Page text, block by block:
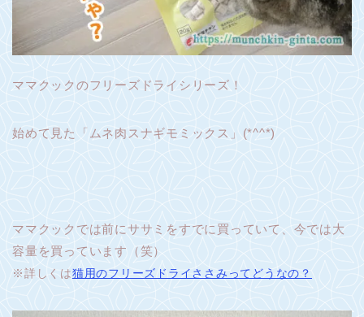
ママクックのフリーズドライシリーズ！
始めて見た「ムネ肉スナギモミックス」(*^^*)
ママクックでは前にササミをすでに買っていて、今では大
容量を買っています（笑）
※詳しくは猫用のフリーズドライささみってどうなの？